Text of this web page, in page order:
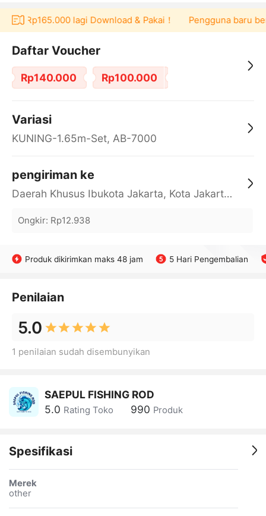
Rp165.000 lagi Download & Pakai！ Pengguna baru
Daftar Voucher
Rp140.000 Rp100.000
Variasi
KUNING-1.65m-Set, AB-7000
pengiriman ke
Daerah Khusus Ibukota Jakarta, Kota Jakarta Barat, Cengkareng, yy
Ongkir: Rp12.938
Produk dikirimkan maks 48 jam 5 Hari Pengembalian
Penilaian
5.0
1 penilaian sudah disembunyikan
SAEPUL FISHING ROD
5.0 Rating Toko 990 Produk
Spesifikasi
Merek
other